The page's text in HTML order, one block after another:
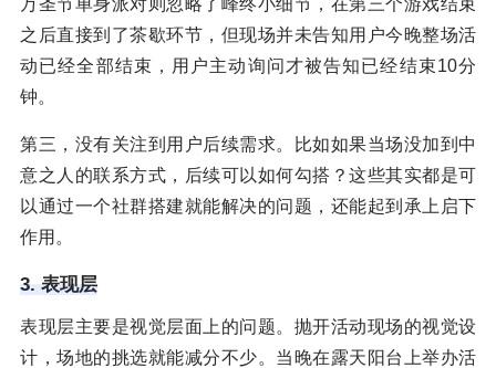
之后直接到了茶歇环节，但现场并未告知用户今晚整场活
动已经全部结束，用户主动询问才被告知已经结束10分
钟。
第三，没有关注到用户后续需求。比如如果当场没加到中
意之人的联系方式，后续可以如何勾搭？这些其实都是可
以通过一个社群搭建就能解决的问题，还能起到承上启下
作用。
3. 表现层
表现层主要是视觉层面上的问题。抛开活动现场的视觉设
计，场地的挑选就能减分不少。当晚在露天阳台上举办活